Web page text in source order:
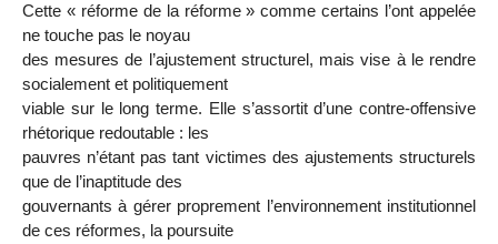
Cette « réforme de la réforme » comme certains l’ont appelée
ne touche pas le noyau
des mesures de l’ajustement structurel, mais vise à le rendre
socialement et politiquement
viable sur le long terme. Elle s’assortit d’une contre-offensive
rhétorique redoutable : les
pauvres n’étant pas tant victimes des ajustements structurels
que de l’inaptitude des
gouvernants à gérer proprement l’environnement institutionnel
de ces réformes, la poursuite